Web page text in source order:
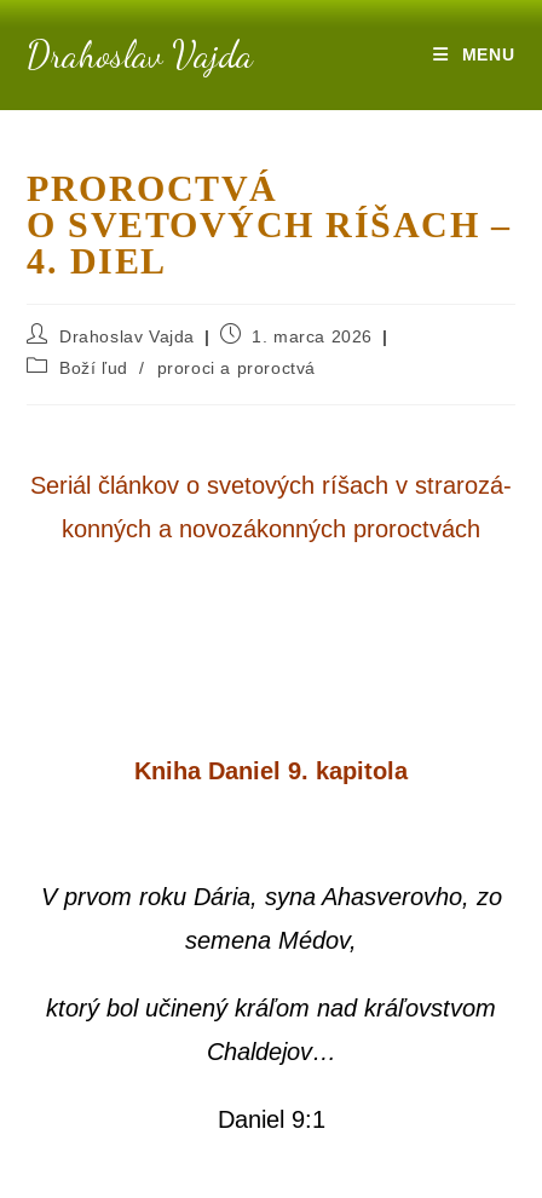
Drahoslav Vajda MENU
PROROCTVÁ
O SVETOVÝCH RÍŠACH –
4. DIEL
Drahoslav Vajda
1. marca 2026
Boží ľud
/ proroci a proroctvá
Seriál člán­kov o sve­to­vých ríšach v stra­ro­zá­
kon­ných a novo­zá­kon­ných proroctvách
Kni­ha Daniel 9. kapitola
V prvom roku Dária, syna Ahas­ve­rov­ho, zo
seme­na Médov,
kto­rý bol uči­ne­ný krá­ľom nad krá­ľov­stvom
Chaldejov…
Daniel 9:1